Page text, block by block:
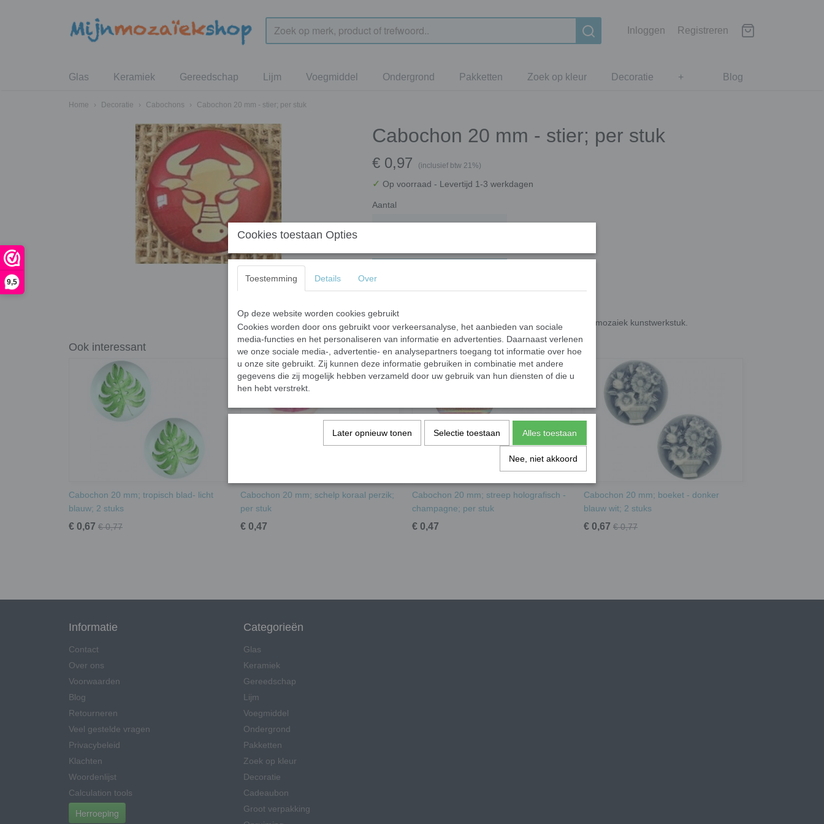
9,5
Inloggen Registreren
Blog
Glas Keramiek Gereedschap Lijm Voegmiddel Ondergrond Pakketten Zoek op kleur Decoratie +
Home › Decoratie › Cabochons › Cabochon 20 mm - stier; per stuk
Cabochon 20 mm - stier; per stuk
€ 0,97 (inclusief btw 21%)
✓ Op voorraad - Levertijd 1-3 werkdagen
Aantal
Te gebruiken om sieraden te maken of verwerk ze in een mozaiek kunstwerkstuk.
Ook interessant
Cabochon 20 mm; tropisch blad- licht
blauw; 2 stuks
€ 0,67 € 0,77
Cabochon 20 mm; schelp koraal perzik;
per stuk
€ 0,47
Cabochon 20 mm; streep holografisch -
champagne; per stuk
€ 0,47
Cabochon 20 mm; boeket - donker
blauw wit; 2 stuks
€ 0,67 € 0,77
Informatie
Contact
Over ons
Voorwaarden
Blog
Retourneren
Veel gestelde vragen
Privacybeleid
Klachten
Woordenlijst
Calculation tools
Herroeping
Categorieën
Glas
Keramiek
Gereedschap
Lijm
Voegmiddel
Ondergrond
Pakketten
Zoek op kleur
Decoratie
Cadeaubon
Groot verpakking
Cookies toestaan Opties
Toestemming Details Over
Op deze website worden cookies gebruikt
Cookies worden door ons gebruikt voor verkeersanalyse, het aanbieden van sociale
media-functies en het personaliseren van informatie en advertenties. Daarnaast verlenen
we onze sociale media-, advertentie- en analysepartners toegang tot informatie over hoe
u onze site gebruikt. Zij kunnen deze informatie gebruiken in combinatie met andere
gegevens die zij mogelijk hebben verzameld door uw gebruik van hun diensten of die u
hen hebt verstrekt.
Later opnieuw tonen Selectie toestaan Alles toestaan
Nee, niet akkoord